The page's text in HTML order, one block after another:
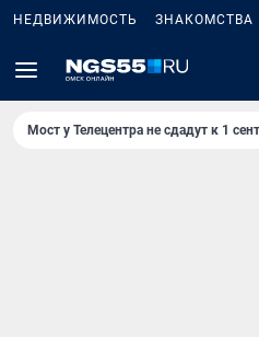
НЕДВИЖИМОСТЬ ЗНАКОМСТВА
Мост у Телецентра не сдадут к 1